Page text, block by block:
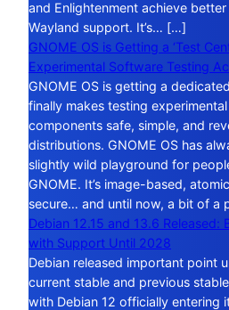
and Enlightenment achieve
Wayland support. It’s… […]
GNOME OS is Getting a ‘Test
Experimental Software Testing
GNOME OS is getting a
finally makes testing
components safe, simple, and
distributions. GNOME OS has
slightly wild playground for
GNOME. It’s image-based,
secure… and until now, a bit of a
Debian 12.15 and 13.6 Released:
with Support Until 2028
Debian released important point
current stable and previous
with Debian 12 officially entering